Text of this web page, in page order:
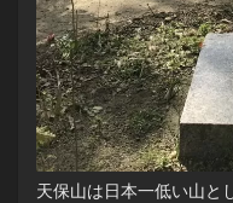
天保山は日本一低い山と